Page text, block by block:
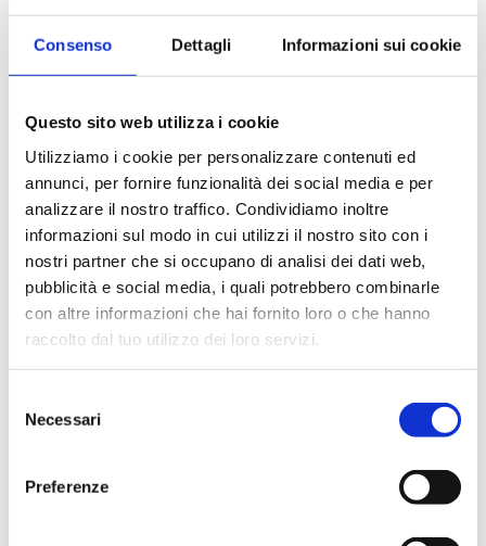
Consenso Dettagli Informazioni sui cookie
Questo sito web utilizza i cookie
Utilizziamo i cookie per personalizzare contenuti ed
annunci, per fornire funzionalità dei social media e per
analizzare il nostro traffico. Condividiamo inoltre
informazioni sul modo in cui utilizzi il nostro sito con i
nostri partner che si occupano di analisi dei dati web,
pubblicità e social media, i quali potrebbero combinarle
con altre informazioni che hai fornito loro o che hanno
raccolto dal tuo utilizzo dei loro servizi.
delNecessari
Preferenze
Duo Point
See the products in this category